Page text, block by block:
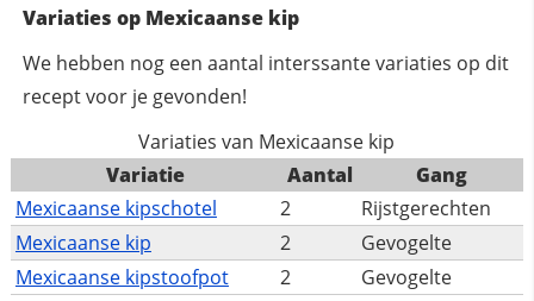
Variaties op Mexicaanse kip
We hebben nog een aantal interssante variaties op dit
recept voor je gevonden!
Variaties van Mexicaanse kip
Variatie
Aantal
Gang
Mexicaanse kipschotel
2
Rijstgerechten
Mexicaanse kip
2
Gevogelte
Mexicaanse kipstoofpot
2
Gevogelte